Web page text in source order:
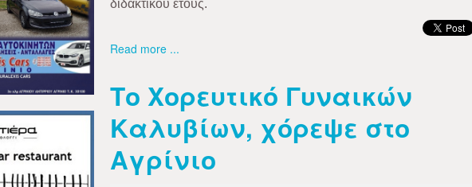
διδακτικού έτους.
Read more ...
Το Χορευτικό Γυναικών
Καλυβίων, χόρεψε στο
Αγρίνιο